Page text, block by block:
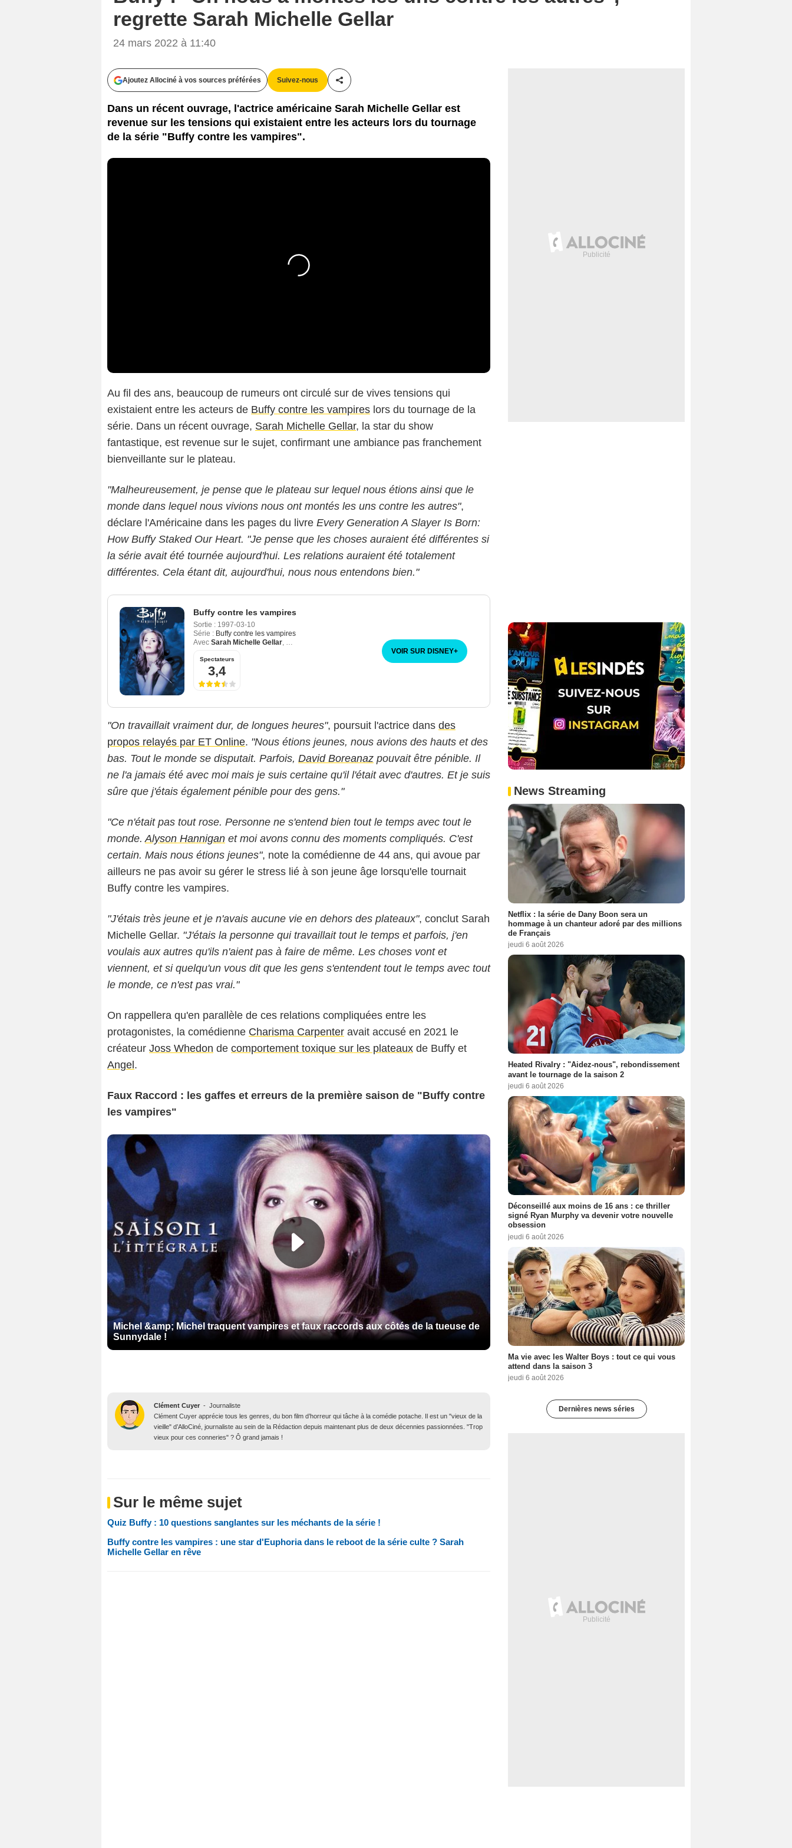
regrette Sarah Michelle Gellar
24 mars 2022 à 11:40
Ajoutez Allociné à vos sources préférées Suivez-nous
Partager cet article
Dans un récent ouvrage, l'actrice américaine Sarah Michelle Gellar est
revenue sur les tensions qui existaient entre les acteurs lors du tournage
de la série "Buffy contre les vampires".
Au fil des ans, beaucoup de rumeurs ont circulé sur de vives tensions qui
existaient entre les acteurs de Buffy contre les vampires lors du tournage de la
série. Dans un récent ouvrage, Sarah Michelle Gellar, la star du show
fantastique, est revenue sur le sujet, confirmant une ambiance pas franchement
bienveillante sur le plateau.
"Malheureusement, je pense que le plateau sur lequel nous étions ainsi que le
monde dans lequel nous vivions nous ont montés les uns contre les autres",
déclare l'Américaine dans les pages du livre Every Generation A Slayer Is Born:
How Buffy Staked Our Heart. "Je pense que les choses auraient été différentes si
la série avait été tournée aujourd'hui. Les relations auraient été totalement
différentes. Cela étant dit, aujourd'hui, nous nous entendons bien."
Buffy contre les vampires
Sortie : 1997-03-10
Série : Buffy contre les vampires
Avec Sarah Michelle Gellar, Alyson Hannigan Nicholas Brendon
Spectateurs
3,4
VOIR SUR DISNEY+
"On travaillait vraiment dur, de longues heures", poursuit l'actrice dans des
propos relayés par ET Online. "Nous étions jeunes, nous avions des hauts et des
bas. Tout le monde se disputait. Parfois, David Boreanaz pouvait être pénible. Il
ne l'a jamais été avec moi mais je suis certaine qu'il l'était avec d'autres. Et je suis
sûre que j'étais également pénible pour des gens."
"Ce n'était pas tout rose. Personne ne s'entend bien tout le temps avec tout le
monde.Alyson Hannigan et moi avons connu des moments compliqués. C'est
certain. Mais nous étions jeunes", note la comédienne de 44 ans, qui avoue par
ailleurs ne pas avoir su gérer le stress lié à son jeune âge lorsqu'elle tournait
Buffy contre les vampires.
"J'étais très jeune et je n'avais aucune vie en dehors des plateaux", conclut Sarah
Michelle Gellar. "J'étais la personne qui travaillait tout le temps et parfois, j'en
voulais aux autres qu'ils n'aient pas à faire de même. Les choses vont et
viennent, et si quelqu'un vous dit que les gens s'entendent tout le temps avec tout
le monde, ce n'est pas vrai."
On rappellera qu'en parallèle de ces relations compliquées entre les
protagonistes, la comédienne Charisma Carpenter avait accusé en 2021 le
créateur Joss Whedon de comportement toxique sur les plateaux de Buffy et
Angel .
Faux Raccord : les gaffes et erreurs de la première saison de "Buffy contre
les vampires"
Michel &amp; Michel traquent vampires et faux raccords aux côtés de la tueuse de
Sunnydale !
Clément Cuyer - Journaliste
Clément Cuyer apprécie tous les genres, du bon film d’horreur qui tâche à la comédie potache. Il est un "vieux de la
vieille" d’AlloCiné, journaliste au sein de la Rédaction depuis maintenant plus de deux décennies passionnées. "Trop
vieux pour ces conneries" ? Ô grand jamais !
Sur le même sujet
Quiz Buffy : 10 questions sanglantes sur les méchants de la série !
Buffy contre les vampires : une star d'Euphoria dans le reboot de la série culte ? Sarah
Michelle Gellar en rêve
News Streaming
Netflix : la série de Dany Boon sera un
hommage à un chanteur adoré par des millions
de Français
jeudi 6 août 2026
Heated Rivalry : "Aidez-nous", rebondissement
avant le tournage de la saison 2
jeudi 6 août 2026
Déconseillé aux moins de 16 ans : ce thriller
signé Ryan Murphy va devenir votre nouvelle
obsession
jeudi 6 août 2026
Ma vie avec les Walter Boys : tout ce qui vous
attend dans la saison 3
jeudi 6 août 2026
Dernières news séries